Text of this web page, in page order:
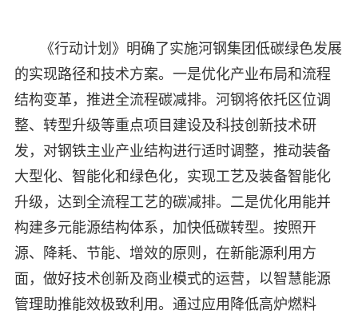
《行动计划》明确了实施河钢集团低碳绿色发展
的实现路径和技术方案。一是优化产业布局和流程
结构变革，推进全流程碳减排。河钢将依托区位调
整、转型升级等重点项目建设及科技创新技术研
发，对钢铁主业产业结构进行适时调整，推动装备
大型化、智能化和绿色化，实现工艺及装备智能化
升级，达到全流程工艺的碳减排。二是优化用能并
构建多元能源结构体系，加快低碳转型。按照开
源、降耗、节能、增效的原则，在新能源利用方
面，做好技术创新及商业模式的运营，以智慧能源
管理助推能效极致利用。通过应用降低高炉燃料